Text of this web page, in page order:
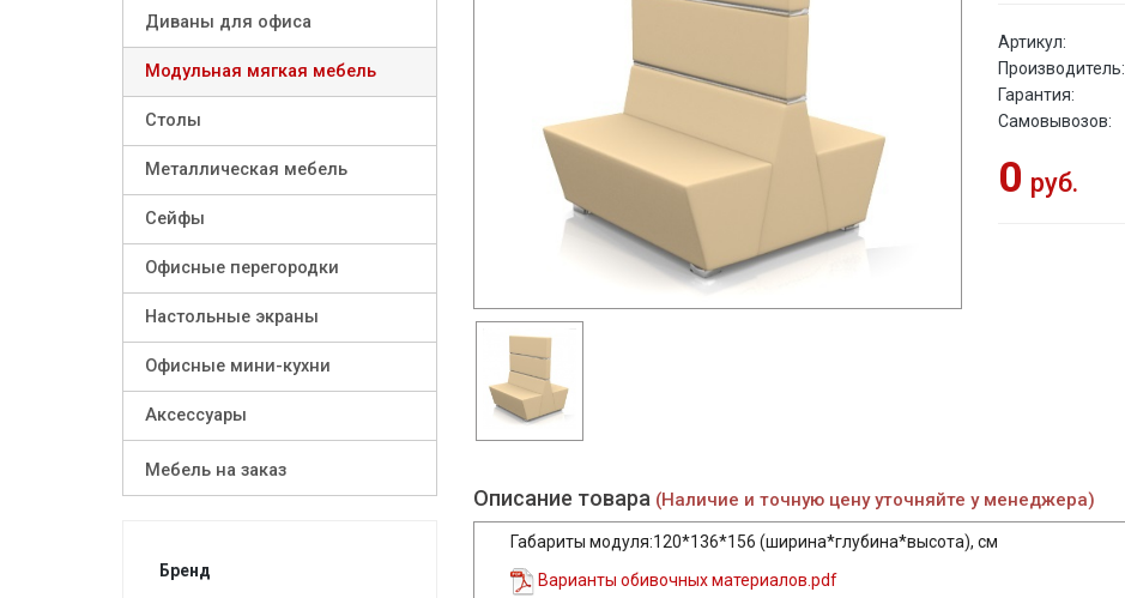
Диваны для офиса
Модульная мягкая мебель
Столы
Металлическая мебель
Сейфы
Офисные перегородки
Настольные экраны
Офисные мини-кухни
Аксессуары
Мебель на заказ
Бренд
Артикул:
Производитель:
Гарантия:
Самовывозов:
0 руб.
Описание товара (Наличие и точную цену уточняйте у менеджера)
Габариты модуля:120*136*156 (ширина*глубина*высота), см
Варианты обивочных материалов.pdf